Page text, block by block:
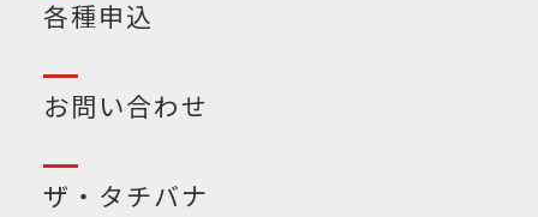
各種申込
お問い合わせ
ザ・タチバナ